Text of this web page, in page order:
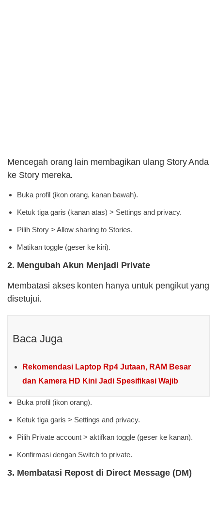
Mencegah orang lain membagikan ulang Story Anda
ke Story mereka.
Buka profil (ikon orang, kanan bawah).
Ketuk tiga garis (kanan atas) > Settings and privacy.
Pilih Story > Allow sharing to Stories.
Matikan toggle (geser ke kiri).
2. Mengubah Akun Menjadi Private
Membatasi akses konten hanya untuk pengikut yang
disetujui.
Baca Juga
Rekomendasi Laptop Rp4 Jutaan, RAM Besar
dan Kamera HD Kini Jadi Spesifikasi Wajib
Buka profil (ikon orang).
Ketuk tiga garis > Settings and privacy.
Pilih Private account > aktifkan toggle (geser ke kanan).
Konfirmasi dengan Switch to private.
3. Membatasi Repost di Direct Message (DM)